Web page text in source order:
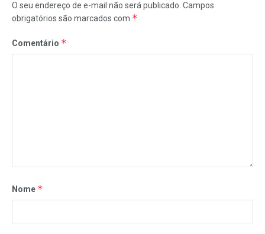
O seu endereço de e-mail não será publicado. Campos
obrigatórios são marcados com *
Comentário *
Nome *